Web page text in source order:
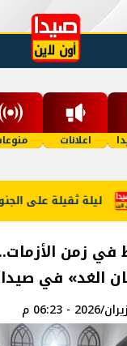
اعلانات
ثقيلة على
في زمن
الغد» في صيدا